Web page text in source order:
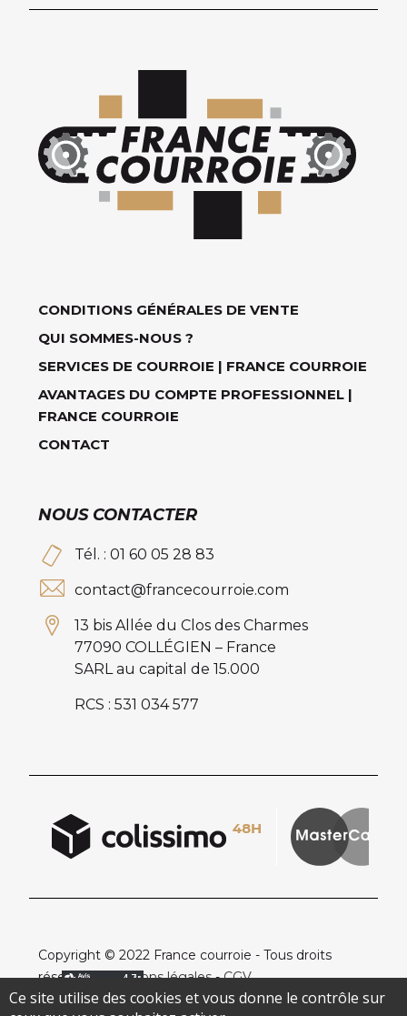
CONDITIONS GÉNÉRALES DE VENTE
QUI SOMMES-NOUS ?
SERVICES DE COURROIE | FRANCE COURROIE
AVANTAGES DU COMPTE PROFESSIONNEL |
FRANCE COURROIE
CONTACT
NOUS CONTACTER
Tél. : 01 60 05 28 83
contact@francecourroie.com
13 bis Allée du Clos des Charmes
77090 COLLÉGIEN – France
SARL au capital de 15.000
RCS : 531 034 577
Copyright © 2022 France courroie - Tous droits
réservés -
Mentions légales-CGV
Ce site utilise des cookies et vous donne le contrôle sur